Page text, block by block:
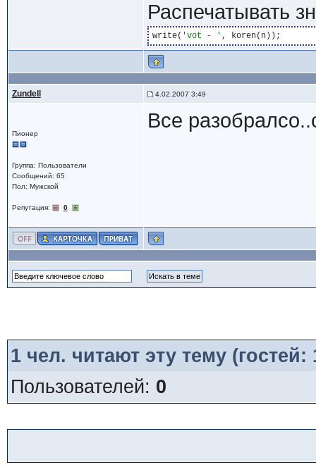
Распечатывать
write( 'vot - '
Zundell 4.02.2007 3:49
Пионер
Группа: Пользователи
Сообщений: 65
Пол: Мужской
Репутация: 0
Все
1чел. читают эту тему
Пользователей: 0